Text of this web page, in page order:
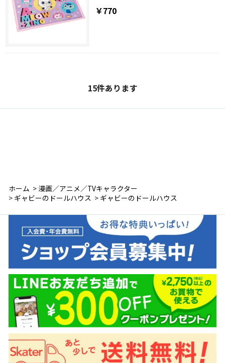
￥770
15件あります
ホーム > 漫画／アニメ／TVキャラクター
> ギャビーのドールハウス > ギャビーのドールハウス